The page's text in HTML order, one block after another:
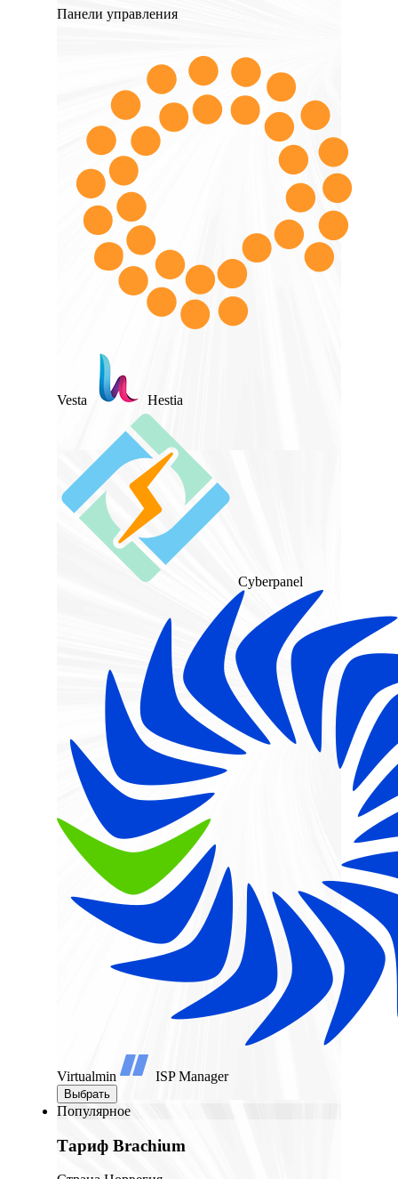
Панели управления
Vesta Hestia
Cyberpanel
Virtualmin ISP Manager
Выбрать
Популярное
Тариф Brachium